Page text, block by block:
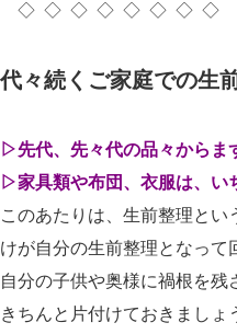
◇ ◇ ◇ ◇ ◇ ◇ ◇ ◇
代々続くご家庭での生
▷先代、先々代の品々からま
▷家具類や布団、衣服は、い
このあたりは、生前整理と
けが自分の生前整理となって
自分の子供や奥様に禍根を残
きちんと片付けておきましょ